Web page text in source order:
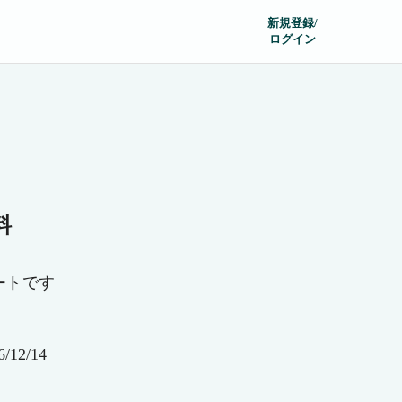
新規登録/
ログイン
トです
12/14